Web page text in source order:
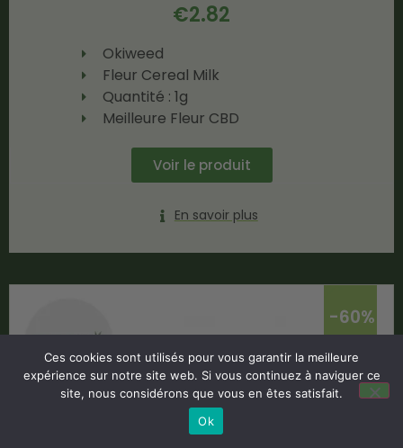
€2.82
Okiweed
Fleur Cereal Milk
Quantité : 1g
Meilleure Fleur CBD
Voir le produit
En savoir plus
-60%
Ces cookies sont utilisés pour vous garantir la meilleure
expérience sur notre site web. Si vous continuez à naviguer ce
site, nous considérons que vous en êtes satisfait.
Ok